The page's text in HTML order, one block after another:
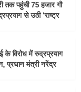
तक पहुंची 75 हजार गौ
से उठी ‘राष्ट्र
के विरोध में रुद्रप्रयाग
प्रधान मंत्री नरेंद्र